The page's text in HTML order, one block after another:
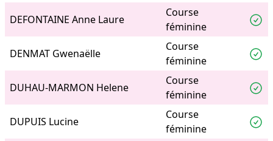
DEFONTAINE Anne Laure
Course
féminine
DENMAT Gwenaëlle
Course
féminine
DUHAU-MARMON Helene
Course
féminine
DUPUIS Lucine
Course
féminine